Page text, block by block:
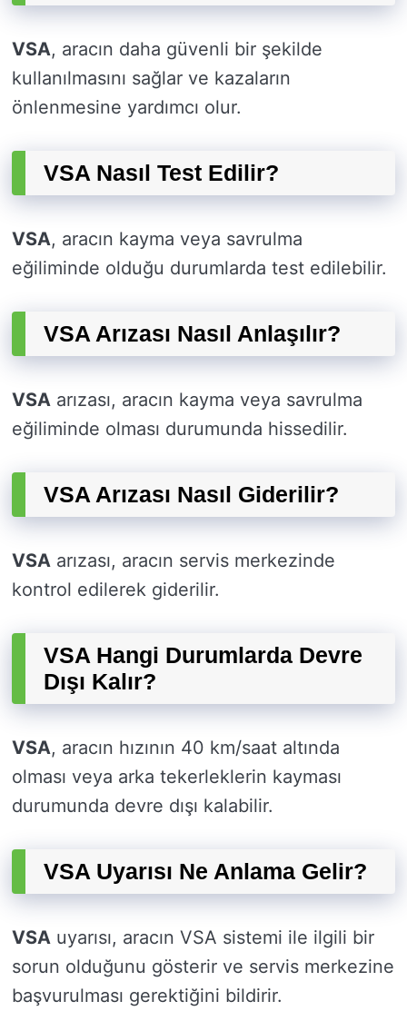
VSA, aracın daha güvenli bir şekilde
kullanılmasını sağlar ve kazaların
önlenmesine yardımcı olur.
VSA Nasıl Test Edilir?
VSA, aracın kayma veya savrulma
eğiliminde olduğu durumlarda test edilebilir.
VSA Arızası Nasıl Anlaşılır?
VSA arızası, aracın kayma veya savrulma
eğiliminde olması durumunda hissedilir.
VSA Arızası Nasıl Giderilir?
VSA arızası, aracın servis merkezinde
kontrol edilerek giderilir.
VSA Hangi Durumlarda Devre
Dışı Kalır?
VSA, aracın hızının 40 km/saat altında
olması veya arka tekerleklerin kayması
durumunda devre dışı kalabilir.
VSA Uyarısı Ne Anlama Gelir?
VSA uyarısı, aracın VSA sistemi ile ilgili bir
sorun olduğunu gösterir ve servis merkezine
başvurulması gerektiğini bildirir.